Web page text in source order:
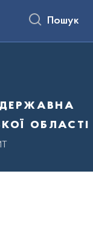
Пошук
області